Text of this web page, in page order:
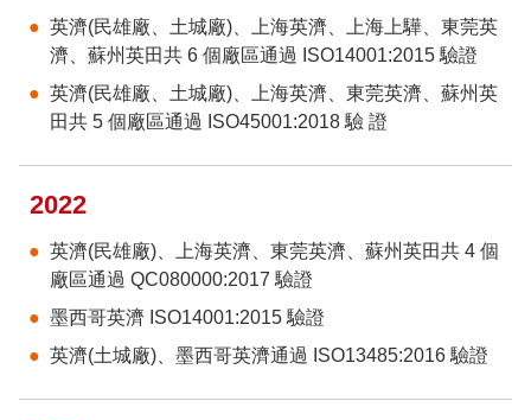
英濟(民雄廠、土城廠)、上海英濟、上海上驊、東莞英
濟、蘇州英田共 6 個廠區通過 ISO14001:2015 驗證
英濟(民雄廠、土城廠)、上海英濟、東莞英濟、蘇州英
田共 5 個廠區通過 ISO45001:2018 驗 證
2022
英濟(民雄廠)、上海英濟、東莞英濟、蘇州英田共 4 個
廠區通過 QC080000:2017 驗證
墨西哥英濟 ISO14001:2015 驗證
英濟(土城廠)、墨西哥英濟通過 ISO13485:2016 驗證